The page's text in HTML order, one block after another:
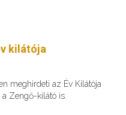
kilátója
meghirdeti az Év Kilátója
Zengő-kilátó is.